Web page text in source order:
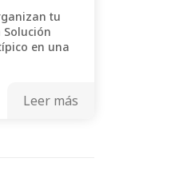
tu
Solución
en una
Leer más